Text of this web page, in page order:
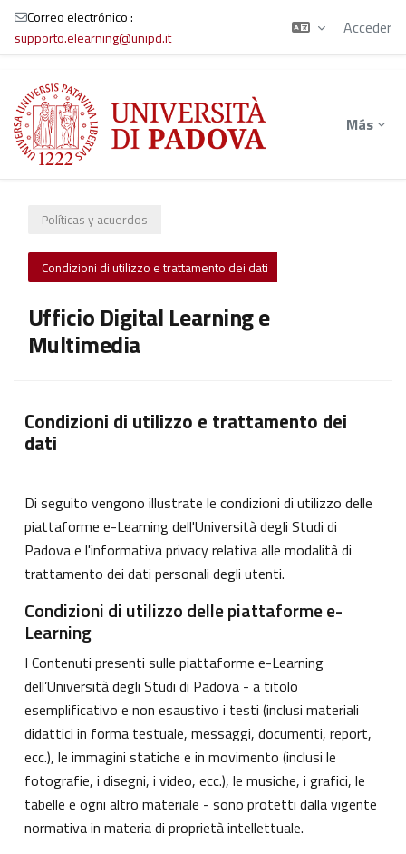
Salta al contenido principal
Correo electrónico :
supporto.elearning@unipd.it
Acceder
Más
Políticas y acuerdos
Condizioni di utilizzo e trattamento dei dati
Ufficio Digital Learning e
Multimedia
Condizioni di utilizzo e trattamento dei
dati
Di seguito vengono illustrate le condizioni di utilizzo delle
piattaforme e-Learning dell'Università degli Studi di
Padova e l'informativa privacy relativa alle modalità di
trattamento dei dati personali degli utenti.
Condizioni di utilizzo delle piattaforme e-
Learning
I Contenuti presenti sulle piattaforme e-Learning
dell’Università degli Studi di Padova - a titolo
esemplificativo e non esaustivo i testi (inclusi materiali
didattici in forma testuale, messaggi, documenti, report,
ecc.), le immagini statiche e in movimento (inclusi le
fotografie, i disegni, i video, ecc.), le musiche, i grafici, le
tabelle e ogni altro materiale - sono protetti dalla vigente
normativa in materia di proprietà intellettuale.